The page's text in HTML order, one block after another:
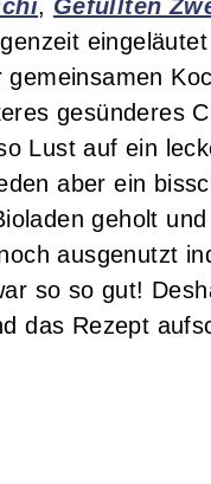
, Gefüllten
gesünderes
Lust auf ein
aber ein
geholt
ausgenutzt
so so gut!
das Rezept